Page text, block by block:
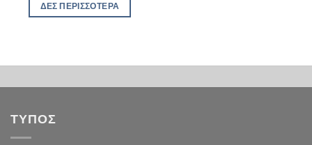
ΔΕΣ ΠΕΡΙΣΣΟΤΕΡΑ
ΤΥΠΟΣ